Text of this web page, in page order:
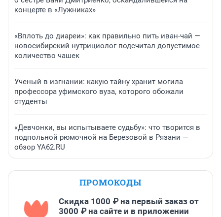
концерте в «Лужниках»
«Вплоть до диареи»: как правильно пить иван-чай —
новосибирский нутрициолог подсчитал допустимое
количество чашек
Ученый в изгнании: какую тайну хранит могила
профессора уфимского вуза, которого обожали
студенты
«Девчонки, вы испытываете судьбу»: что творится в
подпольной рюмочной на Березовой в Рязани —
обзор YA62.RU
ПРОМОКОДЫ
Скидка 1000 ₽ на первый заказ от
3000 ₽ на сайте и в приложении